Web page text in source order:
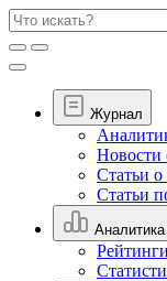
Журнал
Новости
Статьи
Статьи
Аналитика